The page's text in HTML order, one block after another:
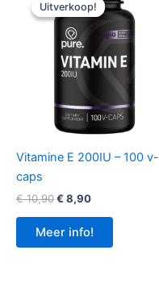
Uitverkoop!
Uitverkoop!
Vitamine E 200IU – 100 v-
caps
€10,90Oorspronkelijke
was:
€ 10,90.
€ 8,90Huidige
is:
€ 8,90.
Meer info!